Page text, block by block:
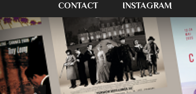
CONTACT INSTAGRAM